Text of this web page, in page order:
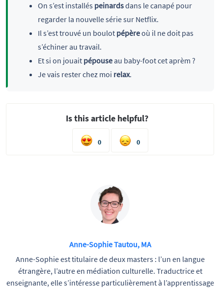
On s’est installés peinardsdans le canapé pour
regarder la nouvelle série sur Netflix.
Il s’est trouvé un boulot pépèreoù il ne doit pas
s’échiner au travail.
Et si on jouait pépouseau baby-foot cet aprèm ?
Je vais rester chez moi relax.
Is this article helpful?
0 0
Anne-Sophie Tautou, MA
Anne-Sophie est titulaire de deux masters : l’un en langue
étrangère, l’autre en médiation culturelle. Traductrice et
enseignante, elle s’intéresse particulièrement à l’apprentissage